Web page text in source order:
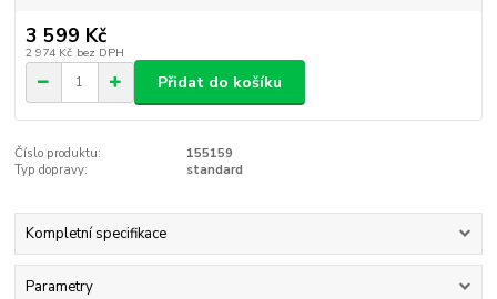
3 599 Kč
2 974 Kč bez DPH
Přidat do košíku
Číslo produktu:
155159
Typ dopravy:
standard
Kompletní specifikace
Parametry